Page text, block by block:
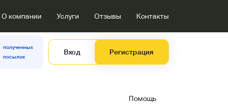
О компании Услуги Отзывы Контакты
полученных
посылок
Вход Регистрация
Помощь